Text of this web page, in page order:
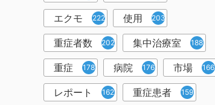
エクモ 222 使用 203
重症者数 202 集中治療室 188
重症 178 病院 176 市場 166
レポート 162 重症患者 159